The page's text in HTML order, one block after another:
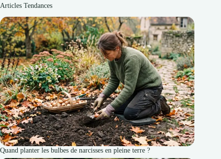
Articles Tendances
Quand planter les bulbes de narcisses en pleine terre ?